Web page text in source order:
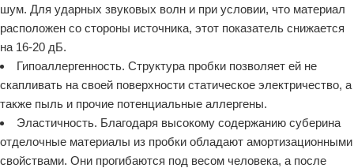
шум. Для ударных звуковых волн и при условии, что материал
расположен со стороны источника, этот показатель снижается
на 16-20 дБ.
Гипоаллергенность. Структура пробки позволяет ей не
скапливать на своей поверхности статическое электричество, а
также пыль и прочие потенциальные аллергены.
Эластичность. Благодаря высокому содержанию суберина
отделочные материалы из пробки обладают амортизационными
свойствами. Они прогибаются под весом человека, а после